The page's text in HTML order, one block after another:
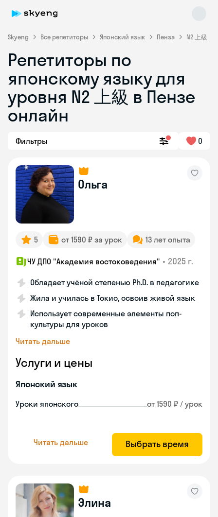
Skyeng Все репетиторы Японский язык Пенза N2 上級
Репетиторы по
японскому языку для
уровня N2 上級 в Пензе
онлайн
Фильтры 0
Ольга
5 от 1590 ₽ за урок 13 лет опыта
ЧУ ДПО "Академия востоковедения" • 2025 г.
Обладает учёной степенью Ph.D. в педагогике
Жила и училась в Токио, освоив живой язык
Использует современные элементы поп-
культуры для уроков
Читать дальше
Услуги и цены
Японский язык
Уроки японского от 1590 ₽ / урок
Читать дальше Выбрать время
Элина
Skyeng Chat